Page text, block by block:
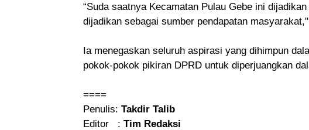
“Suda saatnya Kecamatan Pulau Gebe ini
dijadikan sebagai sumber pendapatan
Ia menegaskan seluruh aspirasi yang dihimpun
pokok-pokok pikiran DPRD untuk diperjuangkan
====
Penulis: Takdir Talib
Editor : Tim Redaksi